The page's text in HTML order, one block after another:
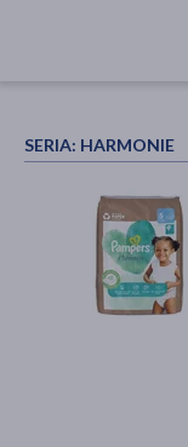
SERIA: HARMONIE